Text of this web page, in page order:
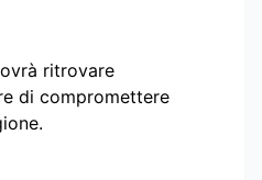
ritrovare
di compromettere